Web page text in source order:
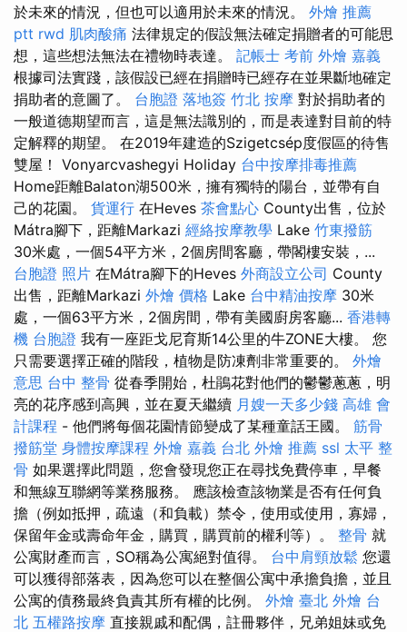
於未來的情況，但也可以適用於未來的情況。 外燴 推薦
ptt rwd 肌肉酸痛 法律規定的假設無法確定捐贈者的可能思
想，這些想法無法在禮物時表達。 記帳士 考前 外燴 嘉義
根據司法實踐，該假設已經在捐贈時已經存在並果斷地確定
捐助者的意圖了。 台胞證 落地簽 竹北 按摩 對於捐助者的
一般道德期望而言，這是無法識別的，而是表達對目前的特
定解釋的期望。 在2019年建造的Szigetcsép度假區的待售
雙屋！ Vonyarcvashegyi Holiday 台中按摩排毒推薦
Home距離Balaton湖500米，擁有獨特的陽台，並帶有自
己的花園。 貨運行 在Heves 茶會點心 County出售，位於
Mátra腳下，距離Markazi 經絡按摩教學 Lake 竹東撥筋
30米處，一個54平方米，2個房間客廳，帶閣樓安裝，...
台胞證 照片 在Mátra腳下的Heves 外商設立公司 County
出售，距離Markazi 外燴 價格 Lake 台中精油按摩 30米
處，一個63平方米，2個房間，帶有美國廚房客廳... 香港轉
機 台胞證 我有一座距戈尼育斯14公里的牛ZONE大樓。 您
只需要選擇正確的階段，植物是防凍劑非常重要的。 外燴
意思 台中 整骨 從春季開始，杜鵑花對他們的鬱鬱蔥蔥，明
亮的花序感到高興，並在夏天繼續 月嫂一天多少錢 高雄 會
計課程 - 他們將每個花園情節變成了某種童話王國。 筋骨
撥筋堂 身體按摩課程 外燴 嘉義 台北 外燴 推薦 ssl 太平 整
骨 如果選擇此問題，您會發現您正在尋找免費停車，早餐
和無線互聯網等業務服務。 應該檢查該物業是否有任何負
擔（例如抵押，疏遠（和負載）禁令，使用或使用，寡婦，
保留年金或壽命年金，購買，購買前的權利等）。 整骨 就
公寓財產而言，SO稱為公寓絕對值得。 台中肩頸放鬆 您還
可以獲得部落表，因為您可以在整個公寓中承擔負擔，並且
公寓的債務最終負責其所有權的比例。 外燴 臺北 外燴 台
北 五權路按摩 直接親戚和配偶，註冊夥伴，兄弟姐妹或免